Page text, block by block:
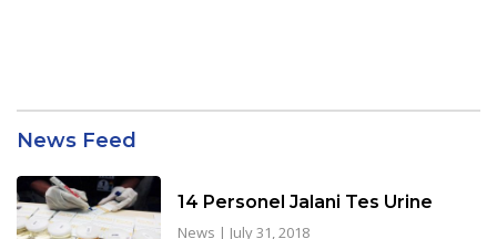
Iniborneo.com
News Feed
14 Personel Jalani Tes Urine
News | July 31, 2018